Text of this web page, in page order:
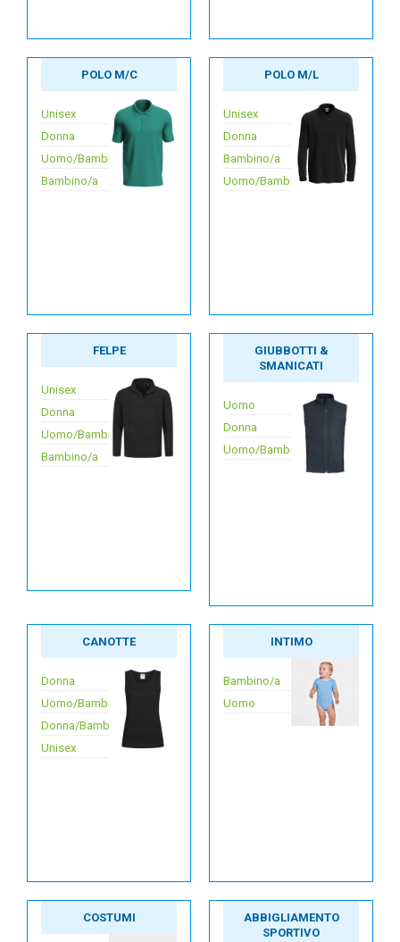
POLO M/C
Unisex
Donna
Uomo/Bambino
Bambino/a
POLO M/L
Unisex
Donna
Bambino/a
Uomo/Bambino
FELPE
Unisex
Donna
Uomo/Bambino
Bambino/a
GIUBBOTTI &
SMANICATI
Uomo
Donna
Uomo/Bambino
CANOTTE
Donna
Uomo/Bambino
Donna/Bambina
Unisex
INTIMO
Bambino/a
Uomo
COSTUMI
ABBIGLIAMENTO
SPORTIVO